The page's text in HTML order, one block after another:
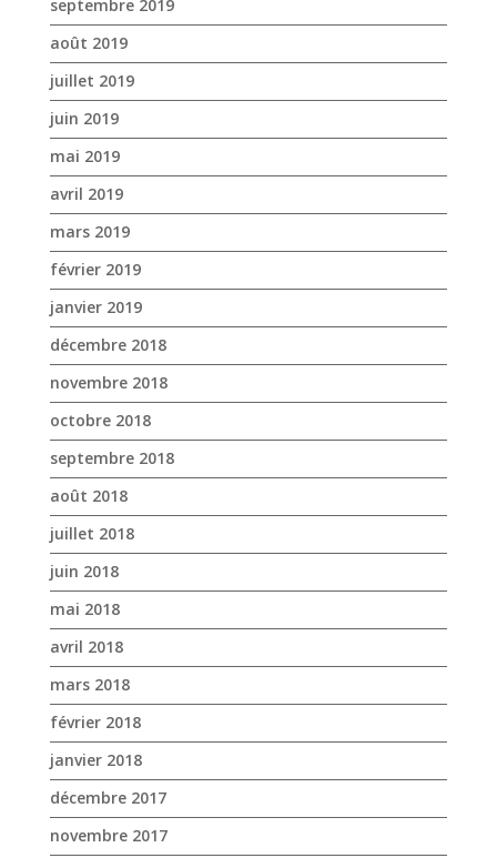
avril 2019
mars 2019
février 2019
janvier 2019
décembre 2018
novembre 2018
octobre 2018
septembre 2018
août 2018
juillet 2018
juin 2018
mai 2018
avril 2018
mars 2018
février 2018
janvier 2018
décembre 2017
novembre 2017
octobre 2017
avril 2017